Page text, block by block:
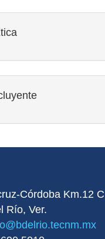
Córdoba Km.12
Rí­o, Ver.